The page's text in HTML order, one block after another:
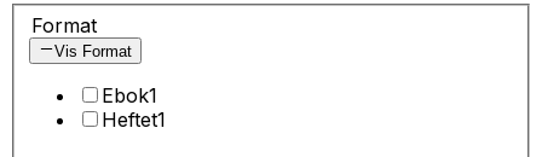
Format
Vis Format
Ebok1
Heftet1